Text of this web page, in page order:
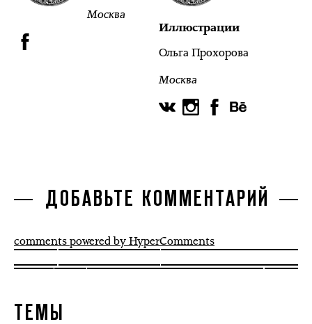
Москва
Иллюстрации
Ольга Прохорова
Москва
ДОБАВЬТЕ КОММЕНТАРИЙ
comments powered by HyperComments
ТЕМЫ